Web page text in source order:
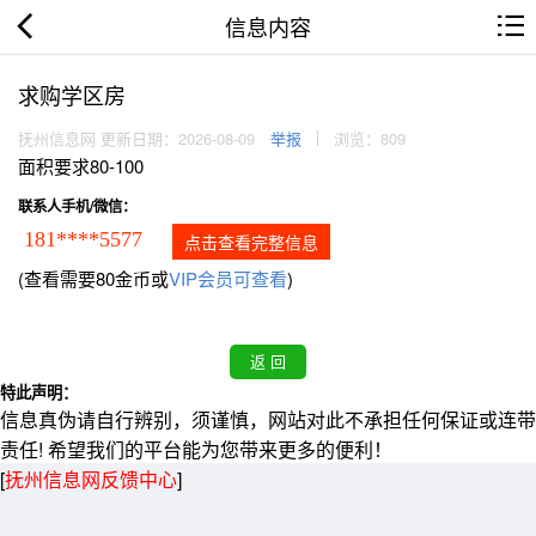
信息内容
求购学区房
抚州信息网 更新日期：2026-08-09 举报 浏览：809
面积要求80-100
联系人手机/微信：
181****5577 点击查看完整信息
(查看需要80金币或VIP会员可查看)
特此声明：
信息真伪请自行辨别，须谨慎，网站对此不承担任何保证或连带
责任! 希望我们的平台能为您带来更多的便利！
[抚州信息网反馈中心]